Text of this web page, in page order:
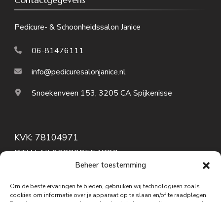
Beheer toestemming
Om de beste ervaringen te bieden, gebruiken wij technologieën zoals
cookies om informatie over je apparaat op te slaan en/of te raadplegen.
Pedicure- & Schoonheidssalon Janice
06-81476111
info@pedicuresalonjanice.nl
Snoekenveen 153, 3205 CA Spijkenisse
KVK: 78104971
BTW: NL003293554B26
IBAN: NL 65 KNAB 0402
Algemene Voorwaarden / AVG